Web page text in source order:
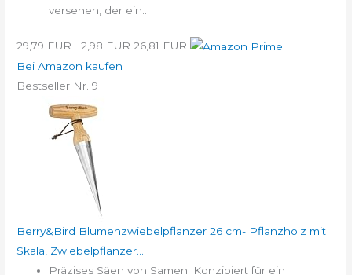
versehen, der ein...
29,79 EUR −2,98 EUR 26,81 EUR
Bei Amazon kaufen
Bestseller Nr. 9
Berry&Bird Blumenzwiebelpflanzer 26 cm- Pflanzholz mit
Skala, Zwiebelpflanzer...
Präzises Säen von Samen: Konzipiert für ein